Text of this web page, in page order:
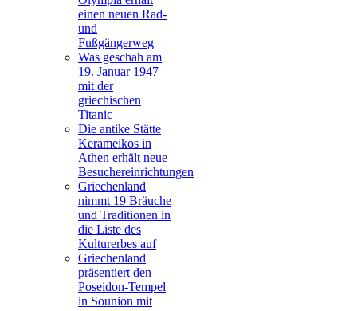
einen neuen Rad-
und
Fußgängerweg
Was geschah am
19. Januar 1947
mit der
griechischen
Titanic
Die antike Stätte
Kerameikos in
Athen erhält neue
Besuchereinrichtungen
Griechenland
nimmt 19 Bräuche
und Traditionen in
die Liste des
Kulturerbes auf
Griechenland
präsentiert den
Poseidon-Tempel
in Sounion mit